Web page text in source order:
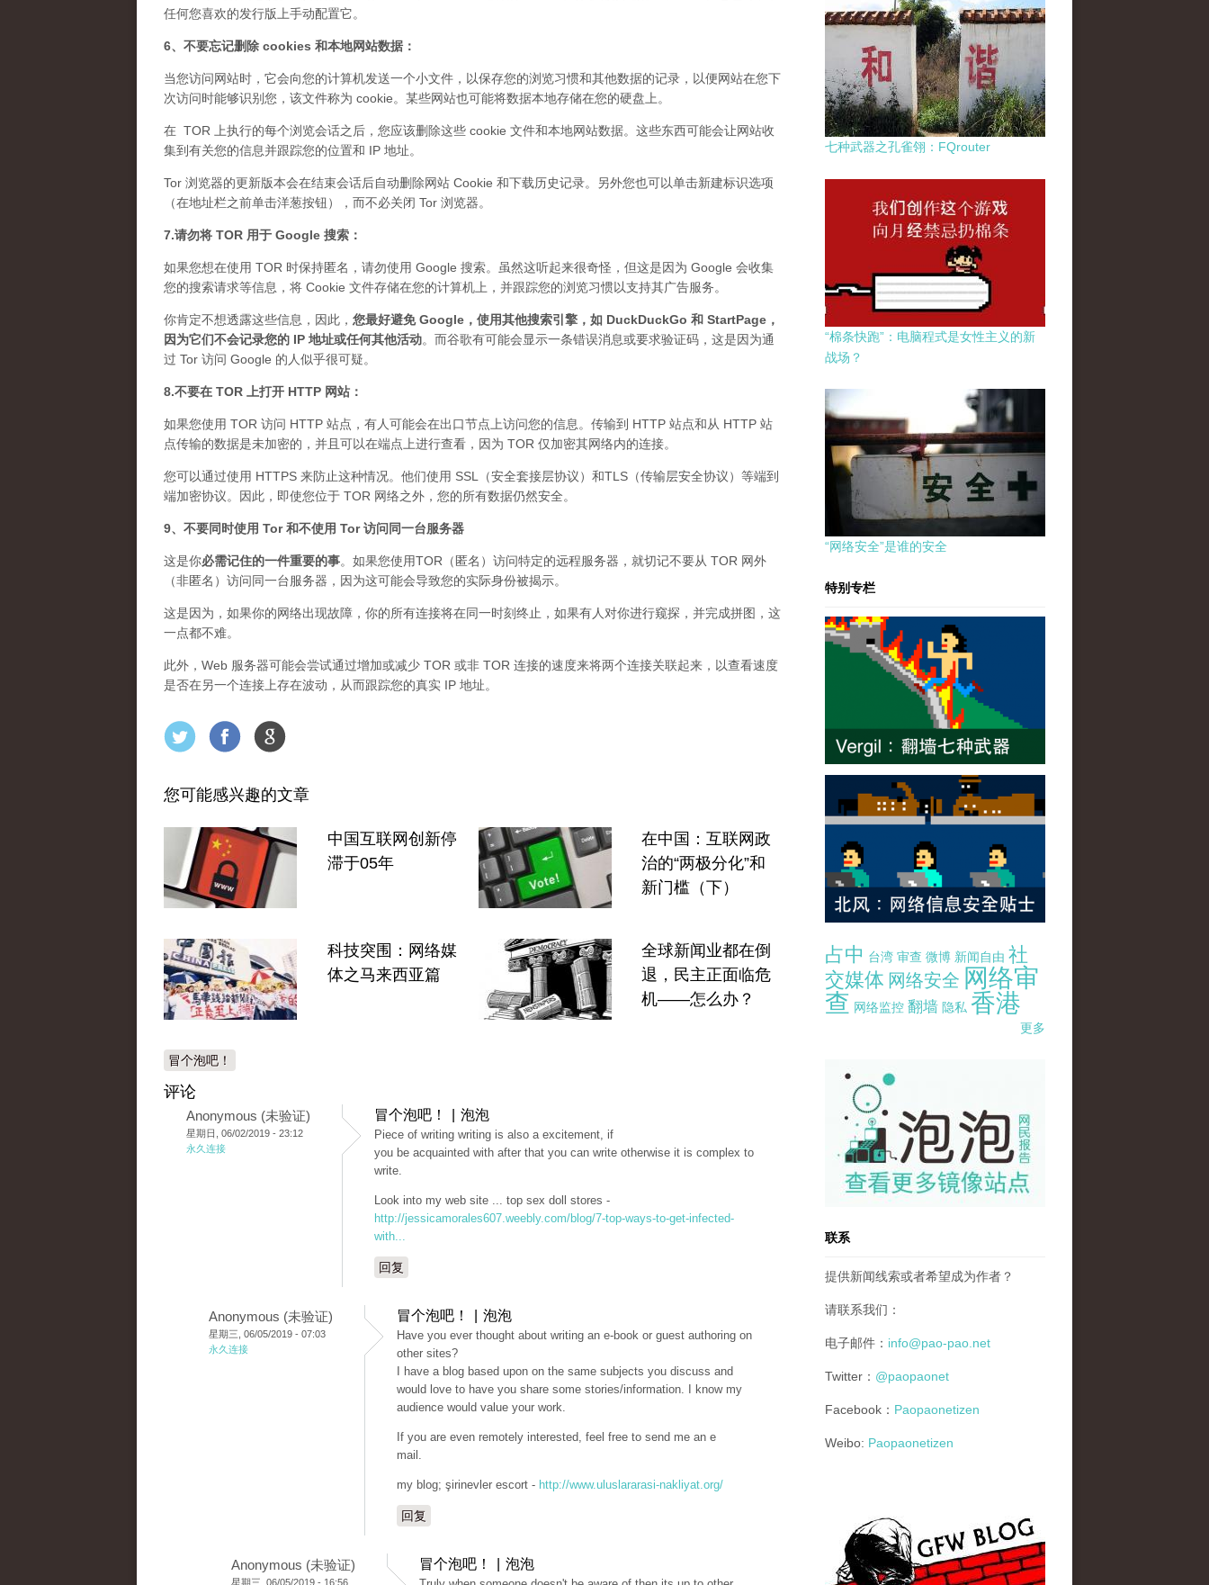
任何您喜欢的发行版上手动配置它。
6、不要忘记删除 cookies 和本地网站数据：
当您访问网站时，它会向您的计算机发送一个小文件，以保存您的浏览习惯和其他数据的记录，以便网站在您下
次访问时能够识别您，该文件称为 cookie。某些网站也可能将数据本地存储在您的硬盘上。
在 TOR 上执行的每个浏览会话之后，您应该删除这些 cookie 文件和本地网站数据。这些东西可能会让网站收
集到有关您的信息并跟踪您的位置和 IP 地址。
Tor 浏览器的更新版本会在结束会话后自动删除网站 Cookie 和下载历史记录。另外您也可以单击新建标识选项
（在地址栏之前单击洋葱按钮），而不必关闭 Tor 浏览器。
7.请勿将 TOR 用于 Google 搜索：
如果您想在使用 TOR 时保持匿名，请勿使用 Google 搜索。虽然这听起来很奇怪，但这是因为 Google 会收集
您的搜索请求等信息，将 Cookie 文件存储在您的计算机上，并跟踪您的浏览习惯以支持其广告服务。
你肯定不想透露这些信息，因此， 您最好避免 Google，使用其他搜索引擎，如 DuckDuckGo 和 StartPage，
因为它们不会记录您的 IP 地址或任何其他活动。而谷歌有可能会显示一条错误消息或要求验证码，这是因为通
过 Tor 访问 Google 的人似乎很可疑。
8.不要在 TOR 上打开 HTTP 网站：
如果您使用 TOR 访问 HTTP 站点，有人可能会在出口节点上访问您的信息。传输到 HTTP 站点和从 HTTP 站
点传输的数据是未加密的，并且可以在端点上进行查看，因为 TOR 仅加密其网络内的连接。
您可以通过使用 HTTPS 来防止这种情况。他们使用 SSL（安全套接层协议）和TLS（传输层安全协议）等端到
端加密协议。因此，即使您位于 TOR 网络之外，您的所有数据仍然安全。
9、不要同时使用 Tor 和不使用 Tor 访问同一台服务器
这是你必需记住的一件重要的事。如果您使用TOR（匿名）访问特定的远程服务器，就切记不要从 TOR 网外
（非匿名）访问同一台服务器，因为这可能会导致您的实际身份被揭示。
这是因为，如果你的网络出现故障，你的所有连接将在同一时刻终止，如果有人对你进行窥探，并完成拼图，这
一点都不难。
此外，Web 服务器可能会尝试通过增加或减少 TOR 或非 TOR 连接的速度来将两个连接关联起来，以查看速度
是否在另一个连接上存在波动，从而跟踪您的真实 IP 地址。
您可能感兴趣的文章
中国互联网创新停
滞于05年
在中国：互联网政
治的“两极分化”和
新门槛（下）
科技突围：网络媒
体之马来西亚篇
全球新闻业都在倒
退，民主正面临危
机——怎么办？
冒个泡吧！
评论
Anonymous (未验证)
星期日, 06/02/2019 - 23:12
永久连接
冒个泡吧！ | 泡泡
Piece of writing writing is also a excitement, if
you be acquainted with after that you can write otherwise it is complex to
write.
Look into my web site ... top sex doll stores -
http://jessicamorales607.weebly.com/blog/7-top-ways-to-get-infected-
with...
回复
Anonymous (未验证)
星期三, 06/05/2019 - 07:03
永久连接
冒个泡吧！ | 泡泡
Have you ever thought about writing an e-book or guest authoring on
other sites?
I have a blog based upon on the same subjects you discuss and
would love to have you share some stories/information. I know my
audience would value your work.
If you are even remotely interested, feel free to send me an e
mail.
my blog; şirinevler escort - http://www.uluslararasi-nakliyat.org/
回复
Anonymous (未验证)
星期三, 06/05/2019 - 16:56
冒个泡吧！ | 泡泡
七种武器之孔雀翎：FQrouter
“棉条快跑”：电脑程式是女性主义的新
战场？
“网络安全”是谁的安全
特别专栏
占中 台湾 审查 微博 新闻自由 社
交媒体 网络安全 网络审
查 网络监控 翻墙 隐私 香港
更多
pao-pao-banner-mirror-site-120814.jpg
联系
提供新闻线索或者希望成为作者？
请联系我们：
电子邮件： info@pao-pao.net
Twitter： @paopaonet
Facebook： Paopaonetizen
Weibo: Paopaonetizen
gfw_blog_small.jpg